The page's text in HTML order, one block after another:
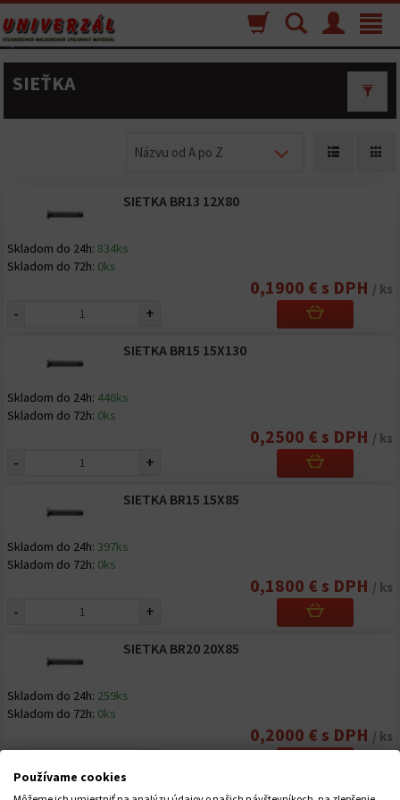
Toggle
Menu
Vyhľadávanie
Nákupný
košík
SIEŤKA
Názvu od A po Z
SIETKA BR13 12X80
Skladom do 24h: 834ks
Skladom do 72h: 0ks
0,1900 € s DPH / ks
- +
SIETKA BR15 15X130
Skladom do 24h: 446ks
Skladom do 72h: 0ks
0,2500 € s DPH / ks
- +
SIETKA BR15 15X85
Skladom do 24h: 397ks
Skladom do 72h: 0ks
0,1800 € s DPH / ks
- +
SIETKA BR20 20X85
Skladom do 24h: 259ks
Skladom do 72h: 0ks
0,2000 € s DPH / ks
Používame cookies